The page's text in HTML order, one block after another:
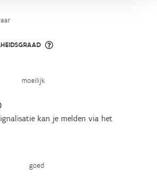
moeilijk
goed
kan je melden via het